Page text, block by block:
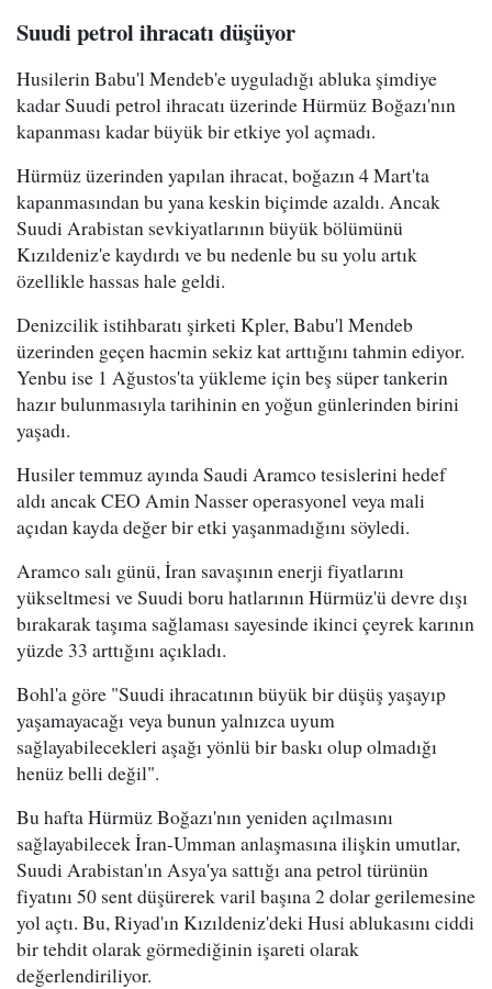
Suudi petrol ihracatı düşüyor
Husilerin Babu'l Mendeb'e uyguladığı abluka şimdiye
kadar Suudi petrol ihracatı üzerinde Hürmüz Boğazı'nın
kapanması kadar büyük bir etkiye yol açmadı.
Hürmüz üzerinden yapılan ihracat, boğazın 4 Mart'ta
kapanmasından bu yana keskin biçimde azaldı. Ancak
Suudi Arabistan sevkiyatlarının büyük bölümünü
Kızıldeniz'e kaydırdı ve bu nedenle bu su yolu artık
özellikle hassas hale geldi.
Denizcilik istihbaratı şirketi Kpler, Babu'l Mendeb
üzerinden geçen hacmin sekiz kat arttığını tahmin ediyor.
Yenbu ise 1 Ağustos'ta yükleme için beş süper tankerin
hazır bulunmasıyla tarihinin en yoğun günlerinden birini
yaşadı.
Husiler temmuz ayında Saudi Aramco tesislerini hedef
aldı ancak CEO Amin Nasser operasyonel veya mali
açıdan kayda değer bir etki yaşanmadığını söyledi.
Aramco salı günü, İran savaşının enerji fiyatlarını
yükseltmesi ve Suudi boru hatlarının Hürmüz'ü devre dışı
bırakarak taşıma sağlaması sayesinde ikinci çeyrek karının
yüzde 33 arttığını açıkladı.
Bohl'a göre "Suudi ihracatının büyük bir düşüş yaşayıp
yaşamayacağı veya bunun yalnızca uyum
sağlayabilecekleri aşağı yönlü bir baskı olup olmadığı
henüz belli değil".
Bu hafta Hürmüz Boğazı'nın yeniden açılmasını
sağlayabilecek İran-Umman anlaşmasına ilişkin umutlar,
Suudi Arabistan'ın Asya'ya sattığı ana petrol türünün
fiyatını 50 sent düşürerek varil başına 2 dolar gerilemesine
yol açtı. Bu, Riyad'ın Kızıldeniz'deki Husi ablukasını ciddi
bir tehdit olarak görmediğinin işareti olarak
değerlendiriliyor.